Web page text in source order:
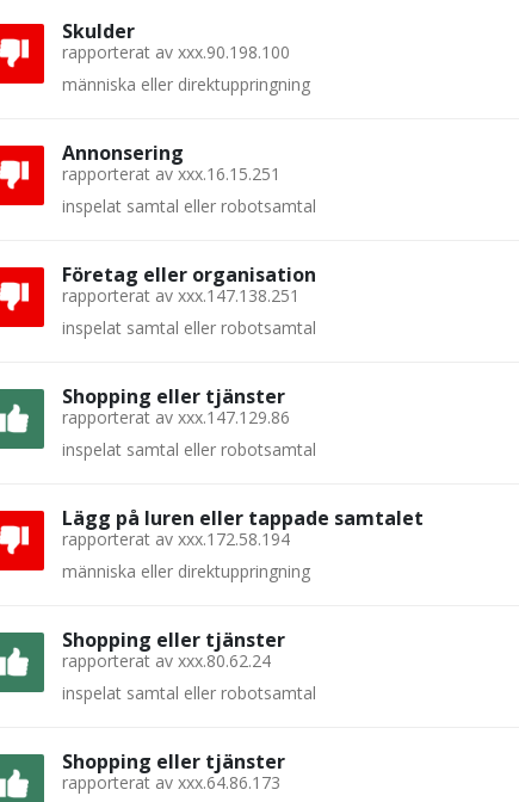
Skulder
rapporterat av xxx.90.198.100
människa eller direktuppringning
Annonsering
rapporterat av xxx.16.15.251
inspelat samtal eller robotsamtal
Företag eller organisation
rapporterat av xxx.147.138.251
inspelat samtal eller robotsamtal
Shopping eller tjänster
rapporterat av xxx.147.129.86
inspelat samtal eller robotsamtal
Lägg på luren eller tappade samtalet
rapporterat av xxx.172.58.194
människa eller direktuppringning
Shopping eller tjänster
rapporterat av xxx.80.62.24
inspelat samtal eller robotsamtal
Shopping eller tjänster
rapporterat av xxx.64.86.173